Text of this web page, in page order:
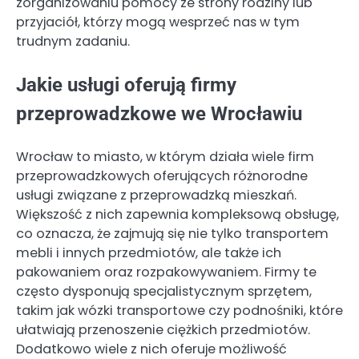
przyjaciół, którzy mogą wesprzeć nas w tym
trudnym zadaniu.
Jakie usługi oferują firmy
przeprowadzkowe we Wrocławiu
Wrocław to miasto, w którym działa wiele firm
przeprowadzkowych oferujących różnorodne
usługi związane z przeprowadzką mieszkań.
Większość z nich zapewnia kompleksową obsługę,
co oznacza, że zajmują się nie tylko transportem
mebli i innych przedmiotów, ale także ich
pakowaniem oraz rozpakowywaniem. Firmy te
często dysponują specjalistycznym sprzętem,
takim jak wózki transportowe czy podnośniki, które
ułatwiają przenoszenie ciężkich przedmiotów.
Dodatkowo wiele z nich oferuje możliwość